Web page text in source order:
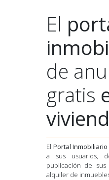
El
de
gratis
El Portal
a sus usuarios,
publicación de
alquiler de